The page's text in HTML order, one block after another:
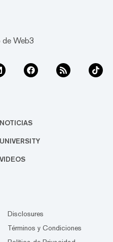
de Web3
NOTICIAS
UNIVERSITY
VIDEOS
Disclosures
Términos y Condiciones